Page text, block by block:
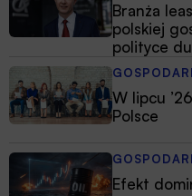
Branża
polskiej
polityce
W lipcu
Polsce
Efekt